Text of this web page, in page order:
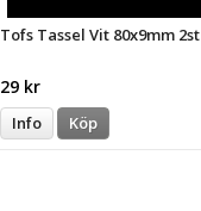
Tofs Tassel Vit 80x9mm 2st
29 kr
Info Köp